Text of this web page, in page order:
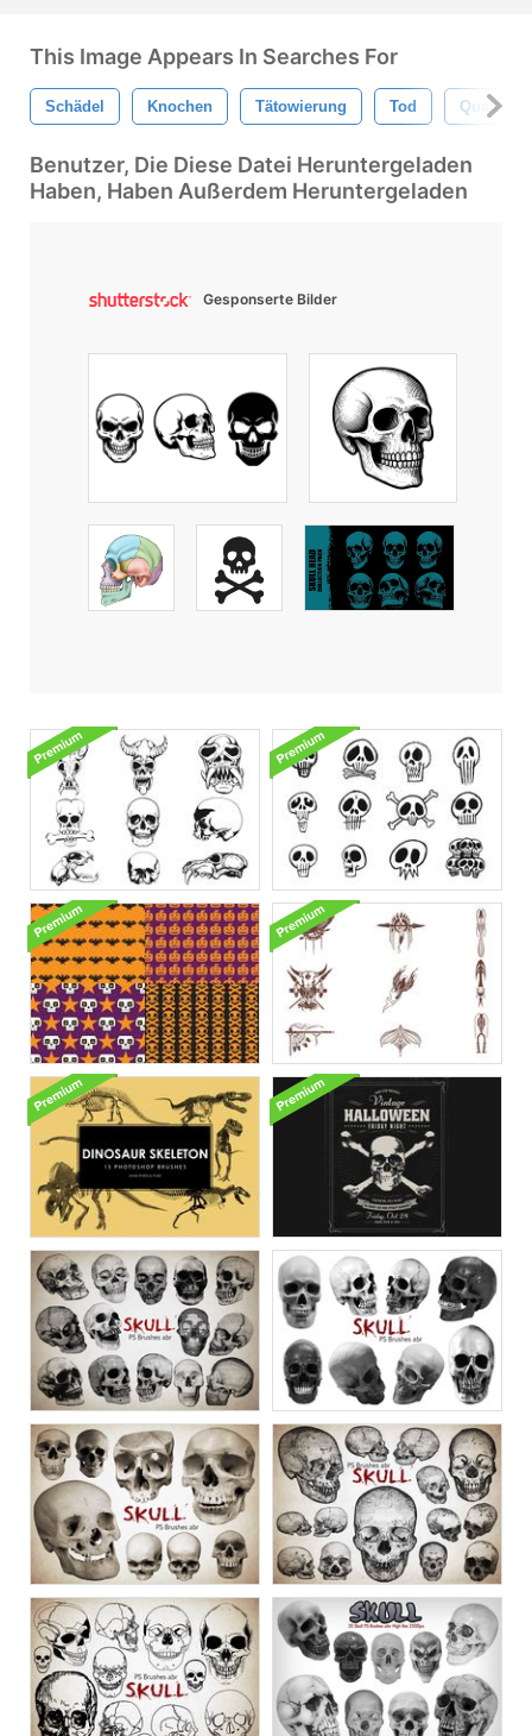
This Image Appears In Searches For
Schädel Knochen Tätowierung Tod Qualität
Benutzer, Die Diese Datei Heruntergeladen
Haben, Haben Außerdem Heruntergeladen
Gesponserte Bilder